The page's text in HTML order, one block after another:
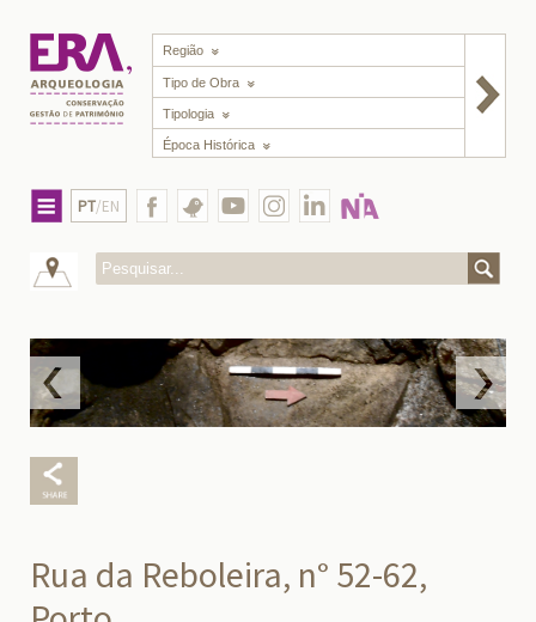
Região
Tipo de Obra
Tipologia
Época Histórica
PT/EN
Rua da Reboleira, n° 52-62,